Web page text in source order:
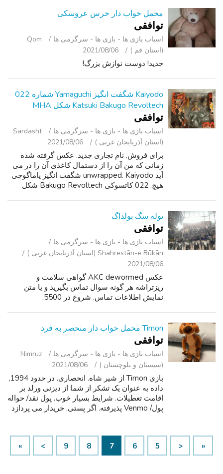
مخمل خواب دار خرس عروسکی
توافقی
اسباب‌ بازی ها - بازی ها - سرگرمی ‌ها
Qom
(استان قم )
2021/08/06
جدید! دوست نوازش بزرگ!
Kaiyodo شگفت انگیز Yamaguchi شماره 022
Katsuki Bakugo Revoltech شکل MHA
توافقی
اسباب‌ بازی ها - بازی ها - سرگرمی ‌ها
Sardasht
(استان آذربایجان غربی )
2021/08/06
برای فروش. نام تجاری جدید. عکس گرفته شده
زمانی که من آن را از دستمال کاغذی آن را در می
آید unwrapped. Kaiyodo شگفت انگیز یاماگوچی
هیچ. 022 کاتسوکی Bakugo Revoltech شکل
توله سگ بولداگ
توافقی
اسباب‌ بازی ها - بازی ها - سرگرمی ‌ها
Shahrestān-e Būkān (استان آذربایجان غربی )
2021/08/06
عکس AKC dewormed گواهی سلامت و
ریزتراشه هر گونه سوال تماس بگیرید و یا متن
نمایش اطلاعات تماس. شروع در 5500.
Timon مخمل خواب دار منحصر به فرد
توافقی
اسباب‌ بازی ها - بازی ها - سرگرمی ‌ها
Nimruz
(سیستان و بلوچستان )
2021/08/06
بازی Timon از شیر شاه. انحصاری. در حدود 1994,
داده به عنوان یک تشکر از شما از دیزنی ورلد بر
اقامت تعطیلات. شرایط بسیار خوب. پول نقد/ حواله
پول/ Venmo پذیرفته. اگر پستی, خریدار می پردازد
«
<
5
6
7
8
9
>
»